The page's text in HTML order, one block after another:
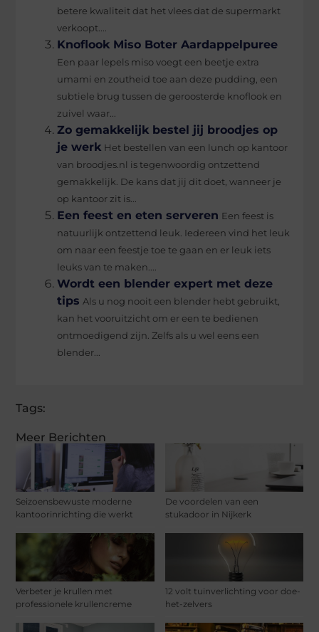
Meer Berichten
Seizoensbewuste moderne
kantoorinrichting die werkt
De voordelen van een
stukadoor in Nijkerk
Verbeter je krullen met
professionele krullencreme
12 volt tuinverlichting voor doe-
het-zelvers
betere kwaliteit dat het vlees dat de supermarkt
verkoopt....
Knoflook Miso Boter Aardappelpuree
Een paar lepels miso voegt een beetje extra
umami en zoutheid toe aan deze pudding, een
subtiele brug tussen de geroosterde knoflook en
zuivel waar...
Zo gemakkelijk bestel jij broodjes op
je werk Het bestellen van een lunch op kantoor
van broodjes.nl is tegenwoordig ontzettend
gemakkelijk. De kans dat jij dit doet, wanneer je
op kantoor zit is...
Een feest en eten serveren Een feest is
natuurlijk ontzettend leuk. Iedereen vind het leuk
om naar een feestje toe te gaan en er leuk iets
leuks van te maken....
Wordt een blender expert met deze
tips Als u nog nooit een blender hebt gebruikt,
kan het vooruitzicht om er een te bedienen
ontmoedigend zijn. Zelfs als u wel eens een
blender...
Tags: